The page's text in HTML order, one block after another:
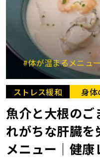
#体が温まるメニ
ストレス緩和 身体
魚介と大根のご
れがちな肝臓を
メニュー｜健康